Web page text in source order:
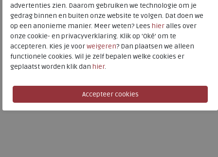
ECCO
Toon alles vanECCO
Naar alleoutdoorschoenen laag
Naar alleECCO outdoorschoenen laag
Is dit iets voor u?
advertenties zien. Daarom gebruiken we technologie om je
gedrag binnen en buiten onze website te volgen. Dat doen we
op een anonieme manier. Meer weten? Lees hieralles over
onze cookie- en privacyverklaring. Klik op 'Oké' om te
accepteren. Kies je voorweigeren? Dan plaatsen we alleen
functionele cookies. Wil je zelf bepalen welke cookies er
geplaatst worden klik dan hier.